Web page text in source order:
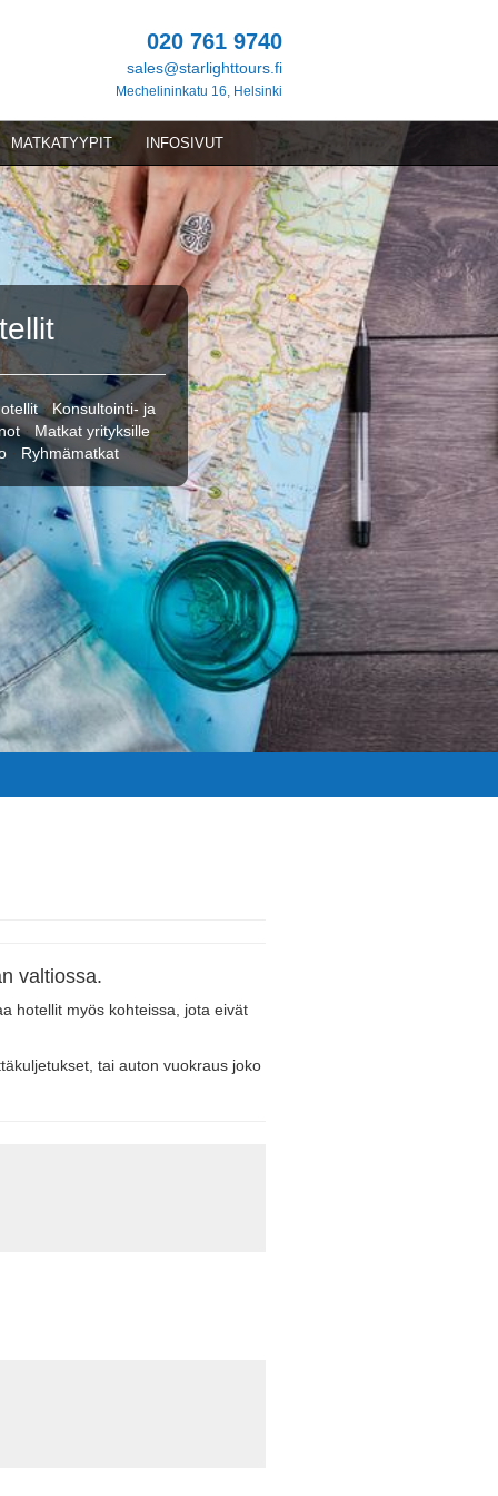
020 761 9740
sales@starlighttours.fi
Mechelininkatu 16, Helsinki
MATKATYYPIT INFOSIVUT
·Konsultointi- ja
· Matkat yrityksille·
· Ryhmämatkat
valtiossa.
hotellit myös kohteissa, jota eivät
tai auton vuokraus joko